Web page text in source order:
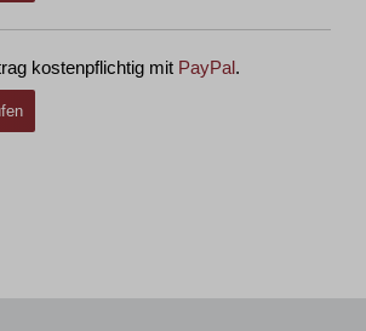
kostenpflichtig mit PayPal.